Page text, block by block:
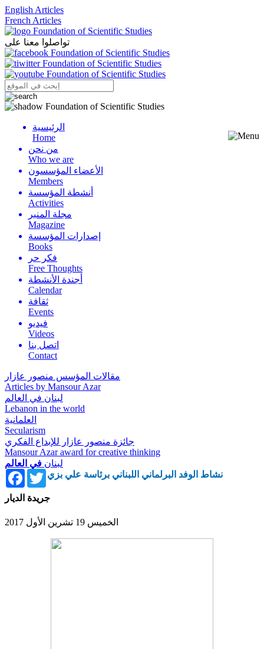
English Articles
French Articles
تواصلوا معنا على
Menu
الرئيسية
Home
من نحن
Who we are
الأعضاء المؤسسون
Members
أنشطة المؤسسة
Activities
مجلة المنبر
Magazine
إصدارات المؤسسة
Books
فكر حر
Free Thoughts
أجندة الأنشطة
Calendar
ثقافة
Events
فيديو
Videos
اتصل بنا
Contact
مقالات المؤسس منصور عازار
Articles by Mansour Azar
لبنان في العالم
Lebanon in the world
العلمانية
Secularism
جائزة منصور عازار للإبداع الفكري
Mansour Azar award for creative thinking
لبنان في العالم
FacebookTwitter
نشاط الوفد البرلماني اللبناني برئاسة علي بزي
جريدة الديار
الخميس 19 تشرين الأول 2017